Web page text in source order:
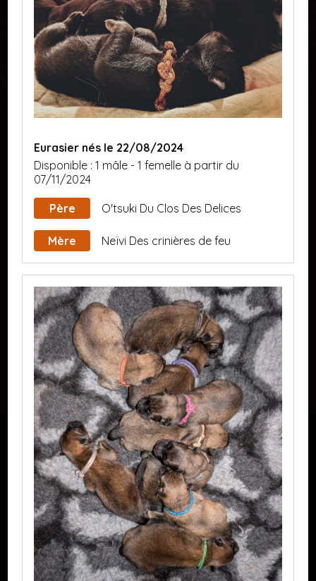
Eurasier nés le 22/08/2024
Disponible :1 mâle -1 femelle à partir du
07/11/2024
Père O'tsuki Du Clos Des Delices
Mère Neïvi Des crinières de feu